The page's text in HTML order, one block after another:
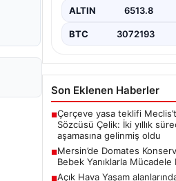
Aile, misafirlikte oldukları…
ALTIN 6513.8
BTC 3072193
Son Eklenen Haberler
■Çerçeve yasa teklifi
Sözcüsü Çelik: İki yıllık
aşamasına gelinmiş oldu
■Mersin’de Domates
Bebek Yanıklarla Mücadele
■Açık Hava Yaşam